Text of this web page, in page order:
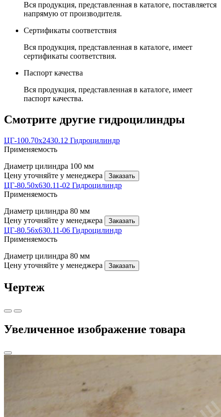
Вся продукция, представленная в каталоге, поставляется
напрямую от производителя.
Сертификаты соответствия
Вся продукция, представленная в каталоге, имеет
сертификаты соответствия.
Паспорт качества
Вся продукция, представленная в каталоге, имеет
паспорт качества.
Смотрите другие гидроцилиндры
ЦГ-100.70х2430.12 Гидроцилиндр
Применяемость
Диаметр цилиндра 100 мм
Цену уточняйте у менеджера
Заказать
ЦГ-80.50х630.11-02 Гидроцилиндр
Применяемость
Диаметр цилиндра 80 мм
Цену уточняйте у менеджера
Заказать
ЦГ-80.56х630.11-06 Гидроцилиндр
Применяемость
Диаметр цилиндра 80 мм
Цену уточняйте у менеджера
Заказать
Чертеж
Увеличенное изображение товара